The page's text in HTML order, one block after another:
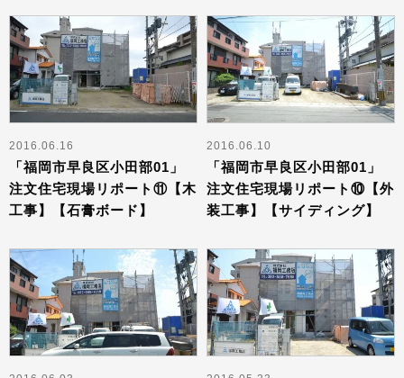
2016.06.16
「福岡市早良区小田部01」
注文住宅現場リポート⑪【木
工事】【石膏ボード】
2016.06.10
「福岡市早良区小田部01」
注文住宅現場リポート⑩【外
装工事】【サイディング】